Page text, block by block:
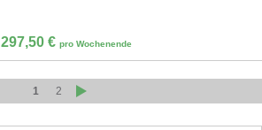
297,50 € pro Wochenende
1 2